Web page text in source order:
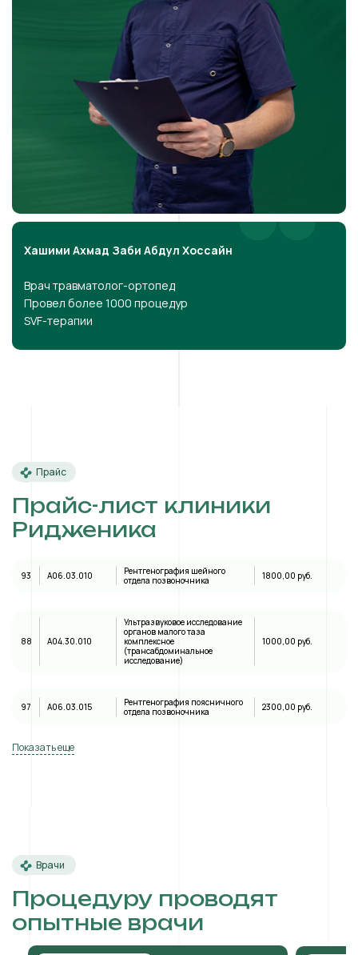
Хашими Ахмад Заби Абдул Хоссайн
Врач травматолог-ортопед
Провел более 1000 процедур
SVF-терапии
Прайс
Прайс-лист клиники
Ридженика
93 A06.03.010
Рентгенография шейного
отдела позвоночника
1800,00 руб.
88 А04.30.010
Ультразвуковое исследование
органов малого таза
комплексное
(трансабдоминальное
исследование)
1000,00 руб.
97 A06.03.015
Рентгенография поясничного
отдела позвоночника
2300,00 руб.
Показать еще
Врачи
Процедуру проводят
опытные врачи